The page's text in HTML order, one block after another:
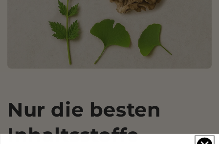
Nur die besten
Inhaltsstoffe